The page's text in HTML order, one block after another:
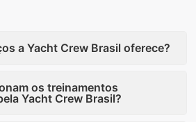
a Yacht Crew Brasil oferece?
os treinamentos
Yacht Crew Brasil?